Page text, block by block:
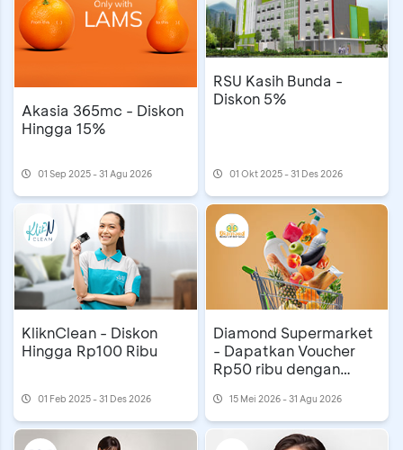
Akasia 365mc - Diskon
Hingga 15%
01 Sep 2025 - 31 Agu 2026
RSU Kasih Bunda -
Diskon 5%
01 Okt 2025 - 31 Des 2026
KliknClean - Diskon
Hingga Rp100 Ribu
01 Feb 2025 - 31 Des 2026
Diamond Supermarket
- Dapatkan Voucher
Rp50 ribu dengan
15 Mei 2026 - 31 Agu 2026